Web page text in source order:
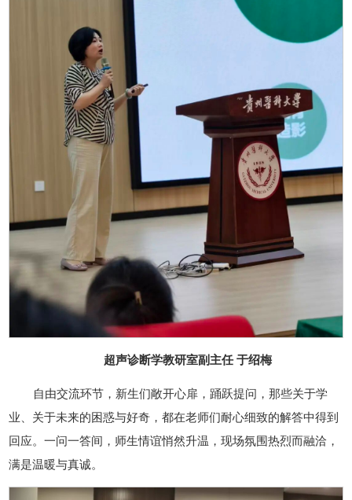
超声诊断学教研室副主任 于绍梅
自由交流环节，新生们敞开心扉，踊跃提问，那些关于学
业、关于未来的困惑与好奇，都在老师们耐心细致的解答中得到
回应。一问一答间，师生情谊悄然升温，现场氛围热烈而融洽，
满是温暖与真诚。